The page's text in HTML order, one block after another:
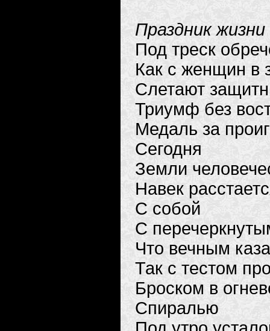
Праздник жизни
Под треск
Как с женщин в
Слетают
Триумф без
Медаль за
Сегодня
Земли
Навек
С собой
С
Что вечным
Так с тестом
Броском в
Спиралью